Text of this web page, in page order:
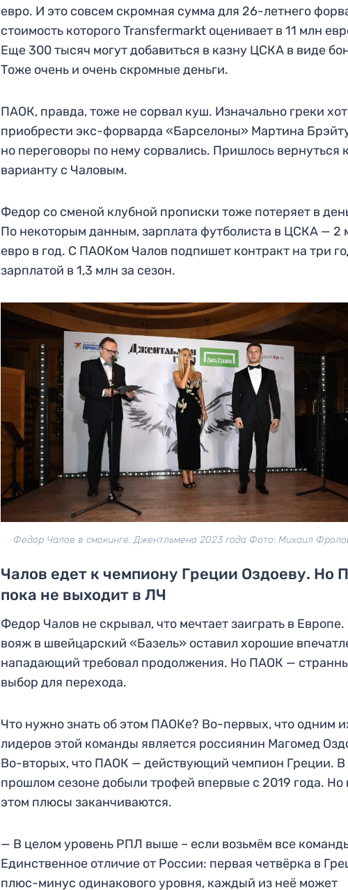
евро. И это совсем скромная сумма для 26-летнего
стоимость которого Transfermarkt оценивает в 11 млн
Еще 300 тысяч могут добавиться в казну ЦСКА в виде
Тоже очень и очень скромные деньги.
ПАОК, правда, тоже не сорвал куш. Изначально греки
приобрести экс-форварда «Барселоны» Мартина
но переговоры по нему сорвались. Пришлось вернуться к
варианту с Чаловым.
Федор со сменой клубной прописки тоже потеряет в
По некоторым данным, зарплата футболиста в ЦСКА — 2
евро в год. С ПАОКом Чалов подпишет контракт на три
зарплатой в 1,3 млн за сезон.
Федор Чалов в смокинге. Джентльмена 2023 года Фото: Михаил
Чалов едет к чемпиону Греции Оздоеву. Но
пока не выходит в ЛЧ
Федор Чалов не скрывал, что мечтает заиграть в Европе.
вояж в швейцарский «Базель» оставил хорошие
нападающий требовал продолжения. Но ПАОК —
выбор для перехода.
Что нужно знать об этом ПАОКе? Во-первых, что одним
лидеров этой команды является россиянин Магомед
Во-вторых, что ПАОК — действующий чемпион Греции. В
прошлом сезоне добыли трофей впервые с 2019 года. Но
этом плюсы заканчиваются.
— В целом уровень РПЛ выше – если возьмём все
Единственное отличие от России: первая четвёрка в
плюс-минус одинакового уровня, каждый из неё может